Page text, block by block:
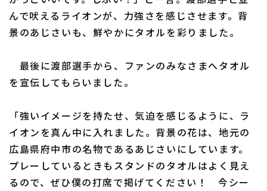
んで吠えるライオンが、力強さを感じさせます。背
景のあじさいも、鮮やかにタオルを彩りました。
最後に渡部選手から、ファンのみなさまへタオル
を宣伝してもらいました。
「強いイメージを持たせ、気迫を感じるように、ラ
イオンを真ん中に入れました。背景の花は、地元の
広島県府中市の名物であるあじさいにしています。
プレーしているときもスタンドのタオルはよく見え
るので、ぜひ僕の打席で掲げてください！ 今シー